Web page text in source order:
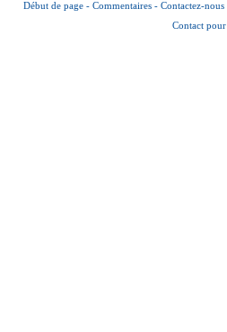
Début de page - Commentaires - Contactez-nous
Contact pour